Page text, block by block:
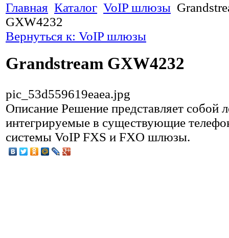
Главная Каталог VoIP шлюзы
GXW4232
Вернуться к: VoIP шлюзы
Grandstream GXW4232
pic_53d559619eaea.jpg
Описание Решение представляет собой
интегрируемые в существующие
системы VoIP FXS и FXO шлюзы.